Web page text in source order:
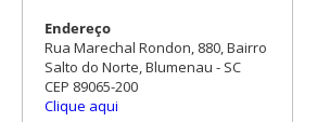
Endereço
Rua Marechal Rondon, 880, Bairro
Salto do Norte, Blumenau - SC
CEP 89065-200
Clique aqui